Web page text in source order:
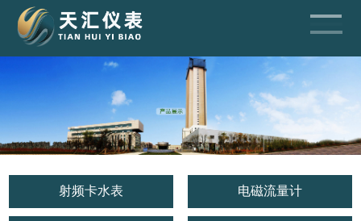
射频卡水表 电磁流量计